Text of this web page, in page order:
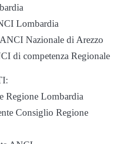
Lombardia
Nazionale di Arezzo
di competenza Regionale
Regione Lombardia
Consiglio Regione